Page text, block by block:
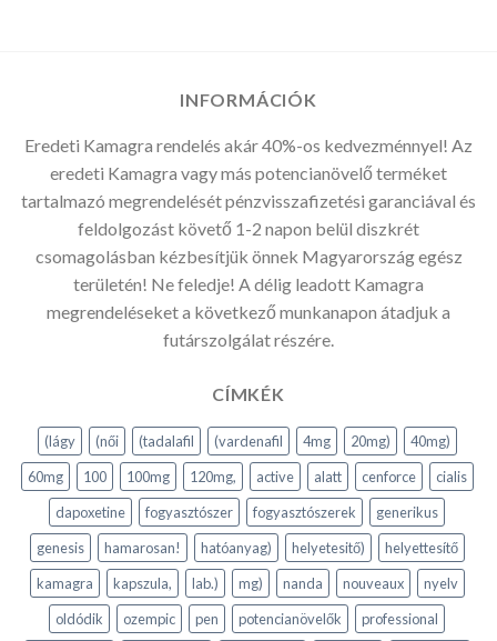
INFORMÁCIÓK
Eredeti Kamagra rendelés akár 40%-os kedvezménnyel! Az
eredeti Kamagra vagy más potencianövelő terméket
tartalmazó megrendelését pénzvisszafizetési garanciával és
feldolgozást követő 1-2 napon belül diszkrét
csomagolásban kézbesítjük önnek Magyarország egész
területén! Ne feledje! A délig leadott Kamagra
megrendeléseket a következő munkanapon átadjuk a
futárszolgálat részére.
CÍMKÉK
(lágy (női (tadalafil (vardenafil 4mg 20mg)
40mg)
60mg
100 100mg 120mg, active alatt cenforce
cialis
dapoxetine
fogyasztószer fogyasztószerek
generikus
genesis
hamarosan! hatóanyag) helyetesitő)
helyettesítő
kamagra
kapszula, lab.) mg) nanda nouveaux
nyelv
oldódik
ozempic pen potencianövelők
professional